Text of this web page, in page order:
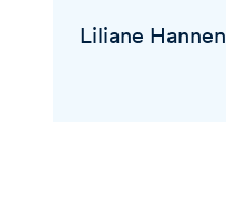
Liliane Hannen